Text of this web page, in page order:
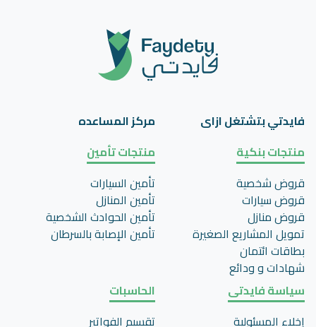
فايدتي بتشتغل ازاى
مركز المساعده
منتجات بنكية
قروض شخصية
قروض سيارات
قروض منازل
تمويل المشاريع الصغيرة
بطاقات ائتمان
شهادات و ودائع
منتجات تأمين
تأمين السيارات
تأمين المنازل
تأمين الحوادث الشخصية
تأمين اﻹصابة بالسرطان
سياسة فايدتى
إخلاء المسئولية
الحاسبات
تقسيم الفواتير